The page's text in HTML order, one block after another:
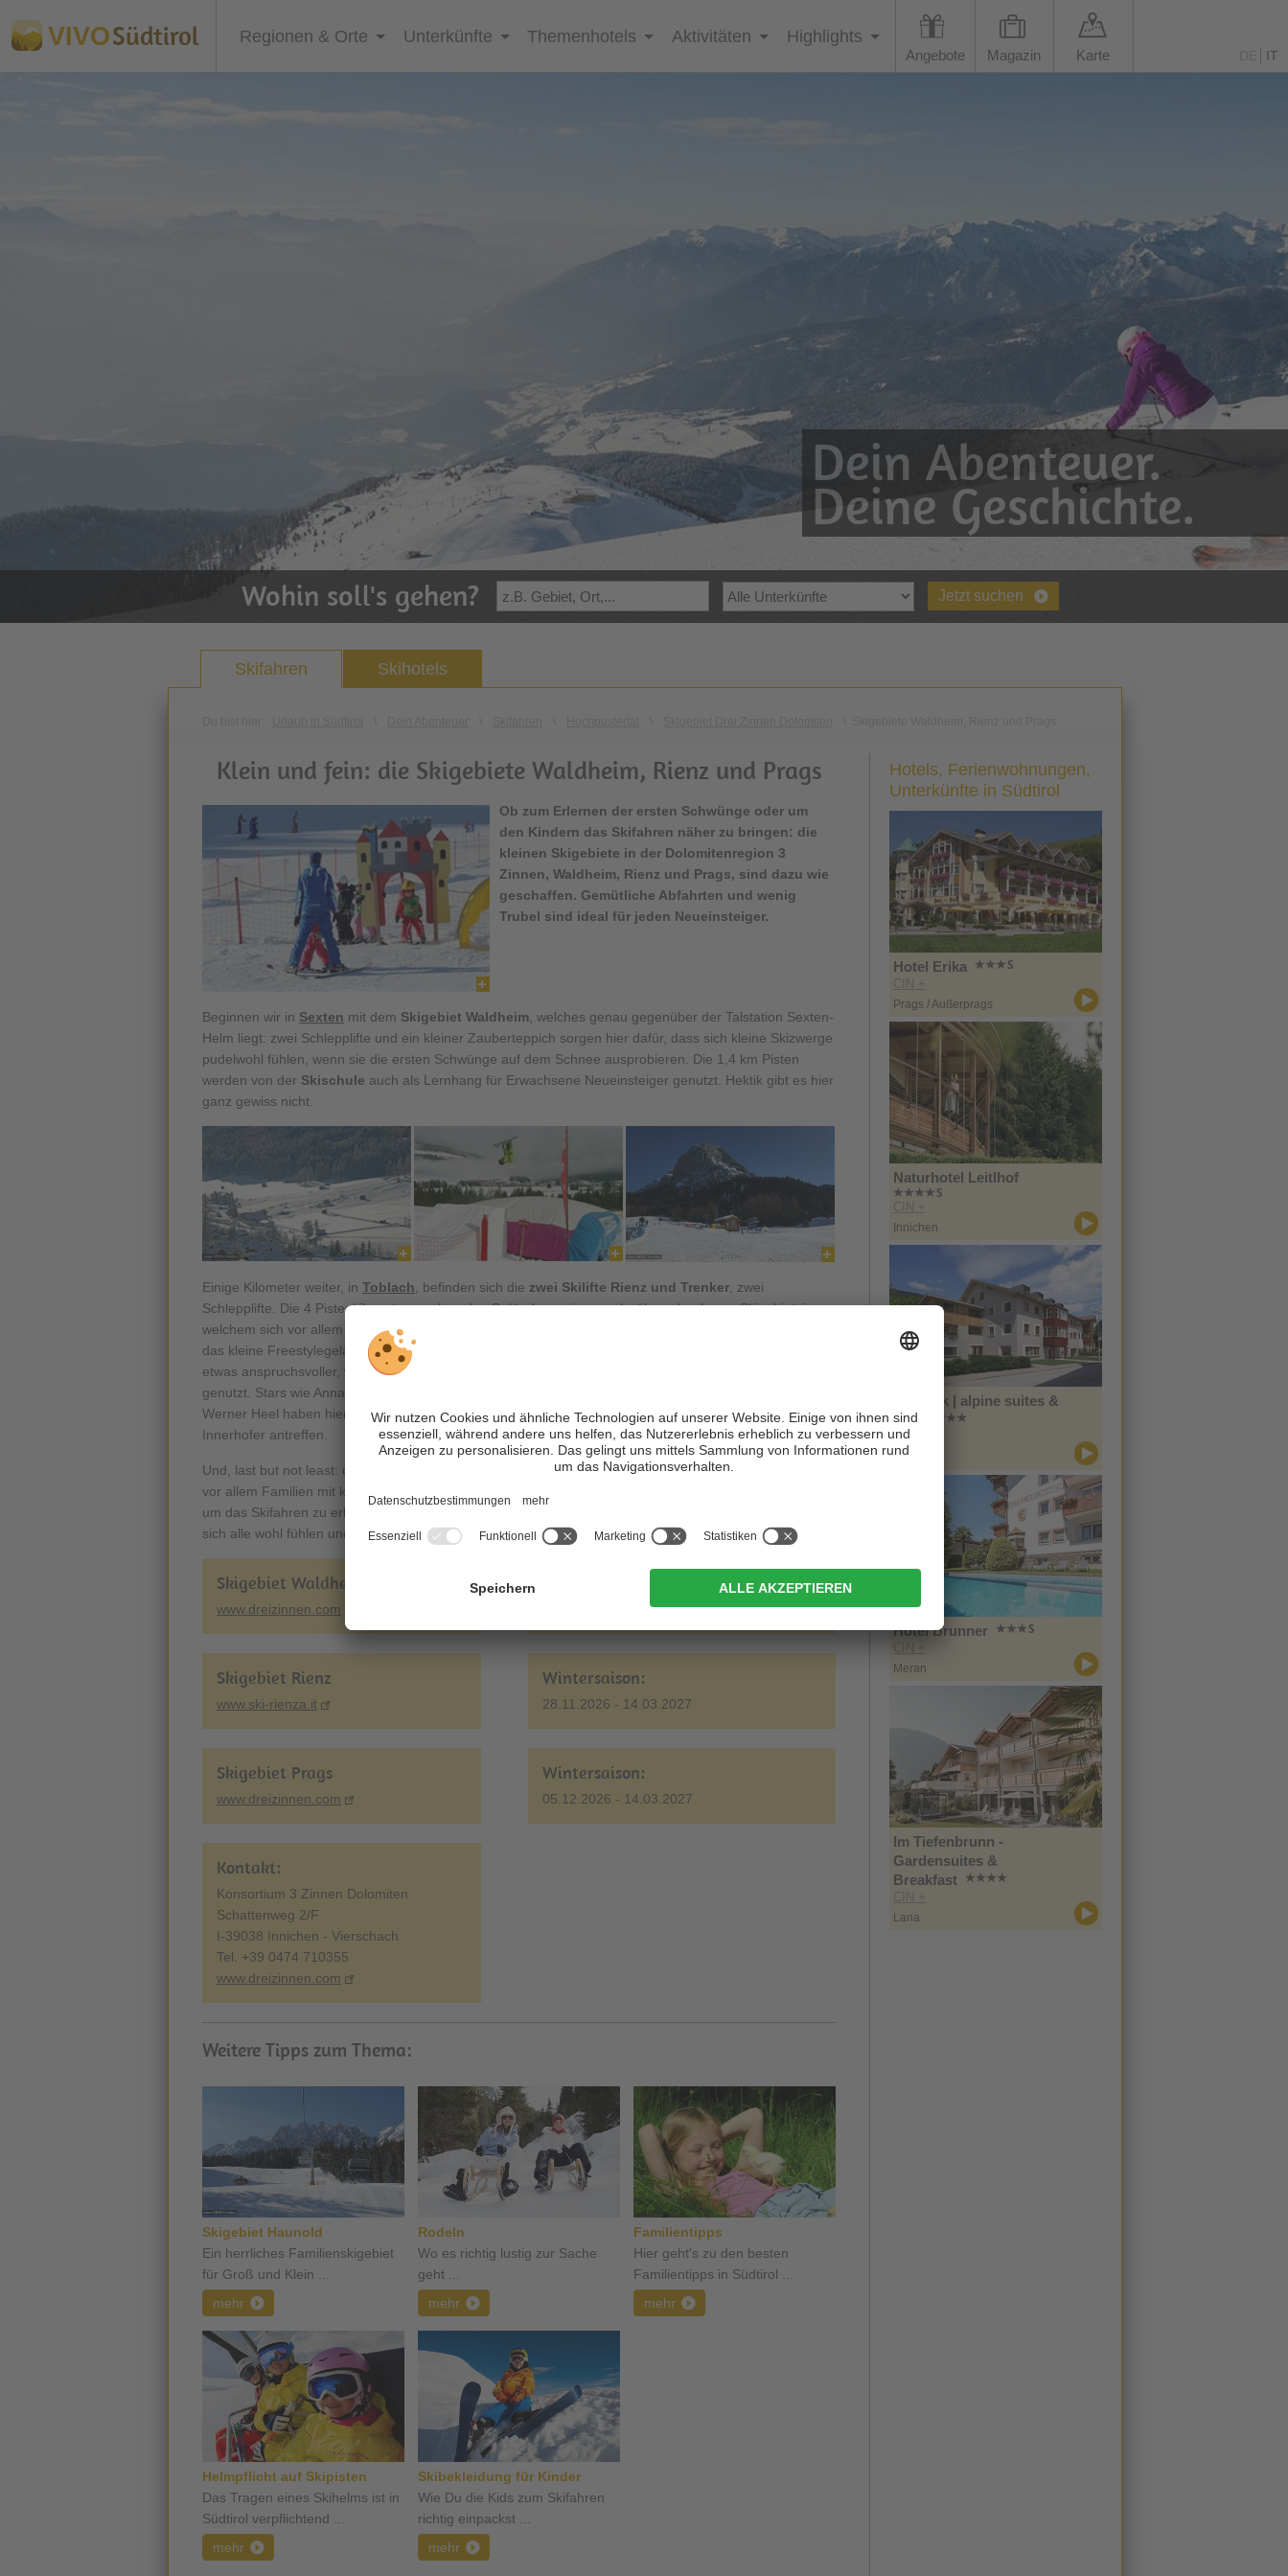
VIVOSüdtirol Regionen & Orte Unterkünfte Themenhotels Aktivitäten Highlights
Angebote Magazin Karte IT
Dein Abenteuer.
Deine Geschichte.
Wohin soll's gehen? Jetzt suchen
Skifahren Skihotels
Klein und fein: die Skigebiete Waldheim, Rienz und Prags
Ob zum Erlernen der ersten Schwünge oder um
den Kindern das Skifahren näher zu bringen: die
kleinen Skigebiete in der Dolomitenregion 3
Zinnen, Waldheim, Rienz und Prags, sind dazu wie
geschaffen. Gemütliche Abfahrten und wenig
Trubel sind ideal für jeden Neueinsteiger.
Beginnen wir in Sexten mit dem Skigebiet Waldheim , welches genau gegenüber der Talstation Sexten-
Helm liegt: zwei Schlepplifte und ein kleiner Zauberteppich sorgen hier dafür, dass sich kleine Skizwerge
pudelwohl fühlen, wenn sie die ersten Schwünge auf dem Schnee ausprobieren. Die 1,4 km Pisten
werden von der Skischule auch als Lernhang für Erwachsene Neueinsteiger genutzt. Hektik gibt es hier
ganz gewiss nicht.
Einige Kilometer weiter, in Toblach , befinden sich die zwei Skilifte Rienz und Trenker , zwei
Schlepplifte. Die 4 Pistenkilometer machen das Gelände zu einem sehr überschaubaren Skigebiet, in
welchem sich vor allem Eltern mit Kinder wohl fühlen. Ein besonderes Highlight bei den Rienzliften ist
das kleine Freestylegelände samt Kickern und Buckelpiste. Die Trenkerpiste hingegen, sie ist schon
etwas anspruchsvoller, wird sehr oft von den Nationalteams des alpinen Skizirkus als Trainingspiste
genutzt. Stars wie Anna Fenninger, Nadia Fanchini, Tanja Poutiainen, Wendy Holdener oder auch
Werner Heel haben hier oft trainiert. Heute kann man hier manchmal auch Mikaela Shiffrin oder Christof
Innerhofer antreffen.
Und, last but not least: die zwei , Sonnleiten und Kameriot. Auch hier tummeln sich
vor allem Familien mit kleineren Kindern über die knapp mehr als 3 Pistenkilometer, welche ideal sind
um das Skifahren zu erlernen.
sich alle wohl fühlen und einen lustigen Tag im Schnee erleben.
Skigebiet Waldheim
www.dreizinnen.com 05.12.2026 - 14.03.2027
Skigebiet Rienz
www.ski-rienza.it
Wintersaison:
28.11.2026 - 14.03.2027
Skigebiet Prags
www.dreizinnen.com
Wintersaison:
05.12.2026 - 14.03.2027
Kontakt:
Konsortium 3 Zinnen Dolomiten
Schattenweg 2/F
I-39038 Innichen - Vierschach
Tel. +39 0474 710355
www.dreizinnen.com
Weitere Tipps zum Thema:
Skigebiet Haunold
Ein herrliches Familienskigebiet
für Groß und Klein ...
mehr
Rodeln
Wo es richtig lustig zur Sache
geht ...
mehr
Familientipps
Hier geht's zu den besten
Familientipps in Südtirol ...
mehr
Helmpflicht auf Skipisten
Das Tragen eines Skihelms ist in
Südtirol verpflichtend ...
mehr
Skibekleidung für Kinder
Wie Du die Kids zum Skifahren
richtig einpackst ...
mehr
Hotels, Ferienwohnungen,
Unterkünfte in Südtirol
Hotel Erika
CIN +
Prags / Außerprags
Naturhotel Leitlhof
CIN +
Innichen
Zin Park | alpine suites &
spa
CIN +
Innichen
Hotel Brunner
CIN +
Meran
Im Tiefenbrunn -
Gardensuites &
Breakfast
CIN +
Lana